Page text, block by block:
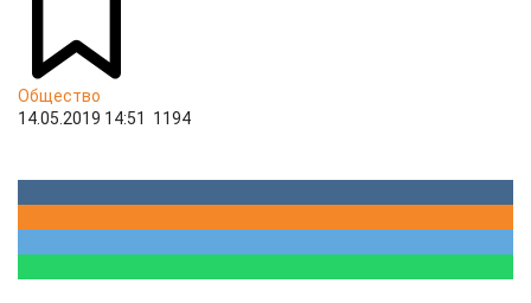
Общество
14.05.2019 14:51
1194